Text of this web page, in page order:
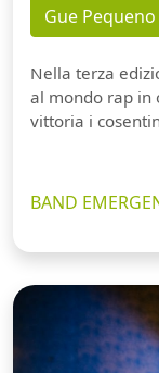
Gue Pequeno
Nella terza
al mondo rap in
vittoria i
BAND